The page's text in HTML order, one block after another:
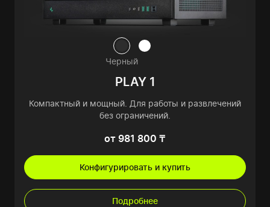
Черный
PLAY 1
Компактный и мощный. Для работы и развлечений
без ограничений.
от 981 800 ₸
Конфигурировать и купить
Подробнее